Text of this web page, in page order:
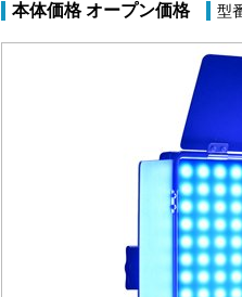
本体価格 オープン価格 型